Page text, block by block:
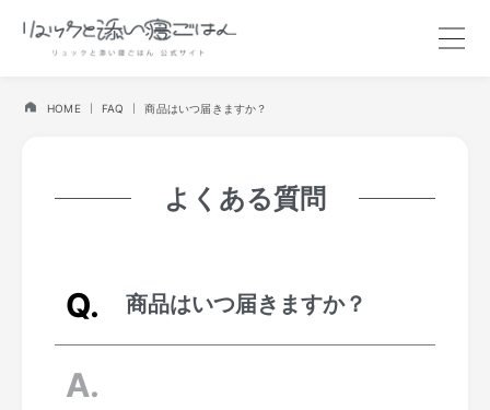
HOME FAQ 商品はいつ届きますか？
よくある質問
商品はいつ届きますか？